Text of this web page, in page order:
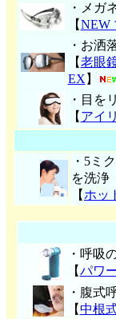
・メガ
【NEW
・お洒
【老眼
EX 】
・目を
【 アイ
・5ミ
を洗浄
【 ホッ
・呼吸
【パワ
・腹式
【中根